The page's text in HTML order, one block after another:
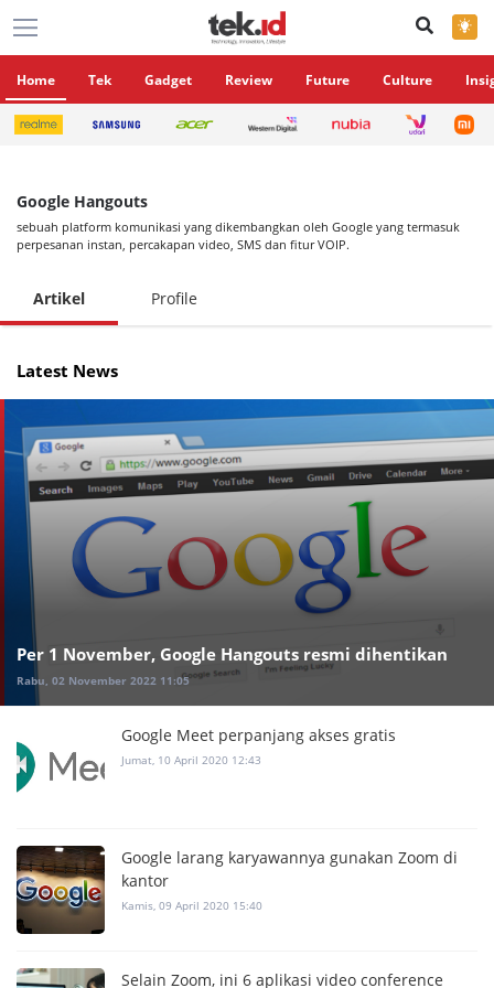
×
Home Tek Gadget Review Future Culture
Google Hangouts
sebuah platform komunikasi yang dikembangkan oleh Google yang termasuk
perpesanan instan, percakapan video, SMS dan fitur VOIP.
Artikel Profile
Latest News
Per 1 November, Google Hangouts resmi dihentikan
Rabu, 02 November 2022 11:05
Google Meet perpanjang akses gratis
Jumat, 10 April 2020 12:43
Google larang karyawannya gunakan Zoom di
kantor
Kamis, 09 April 2020 15:40
Selain Zoom, ini 6 aplikasi video conference